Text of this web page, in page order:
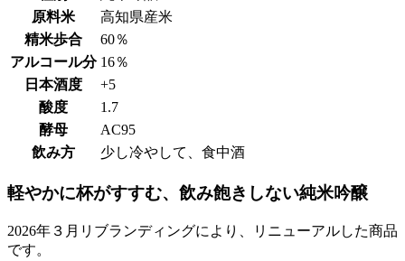
原料米
高知県産米
精米歩合
60％
アルコール分 16％
日本酒度
+5
酸度
1.7
酵母
AC95
飲み方
少し冷やして、食中酒
軽やかに杯がすすむ、飲み飽きしない純米吟醸
2026年３月リブランディングにより、リニューアルした商品
です。